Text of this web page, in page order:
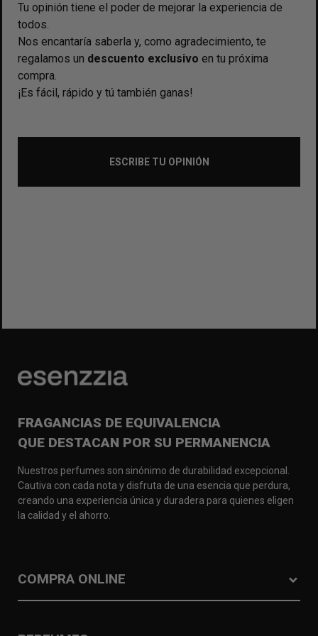
Tu opinión tiene el poder de mejorar la experiencia de
todos.
Nos encantaría saberla y, como agradecimiento, te
regalamos un descuento exclusivo en tu próxima
compra.
¡Es fácil, rápido y tú también ganas!
ESCRIBE TU OPINIÓN
FRAGANCIAS DE EQUIVALENCIA
QUE DESTACAN POR SU PERMANENCIA
Nuestros perfumes son sinónimo de durabilidad excepcional.
Cautiva con cada nota y disfruta de una esencia que perdura,
creando una experiencia única y duradera para quienes eligen
la calidad y el ahorro.
COMPRA ONLINE